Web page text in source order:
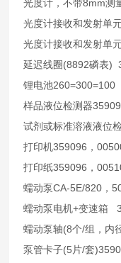
光度计，不带8mm测
光度计接收和发射单
光度计接收和发射单
延迟线圈 (8892磷表)
锂电池260=300=100
样品液位检测器
试剂或标准溶液液位
打印机359096 ，
打印纸359096 ，
蠕动泵CA-5E/820 ，
蠕动泵电机+变速箱
蠕动泵轴(8个/组，内
泵管卡子(5 片/套